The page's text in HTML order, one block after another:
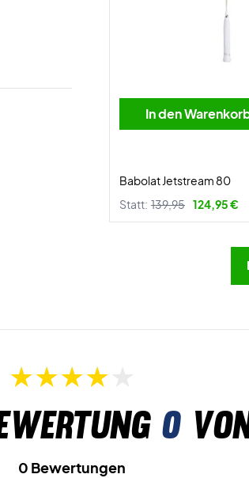
In den
Babolat Jetstream 80
Statt: 139,95 124,95 €
0
0 Bewertungen